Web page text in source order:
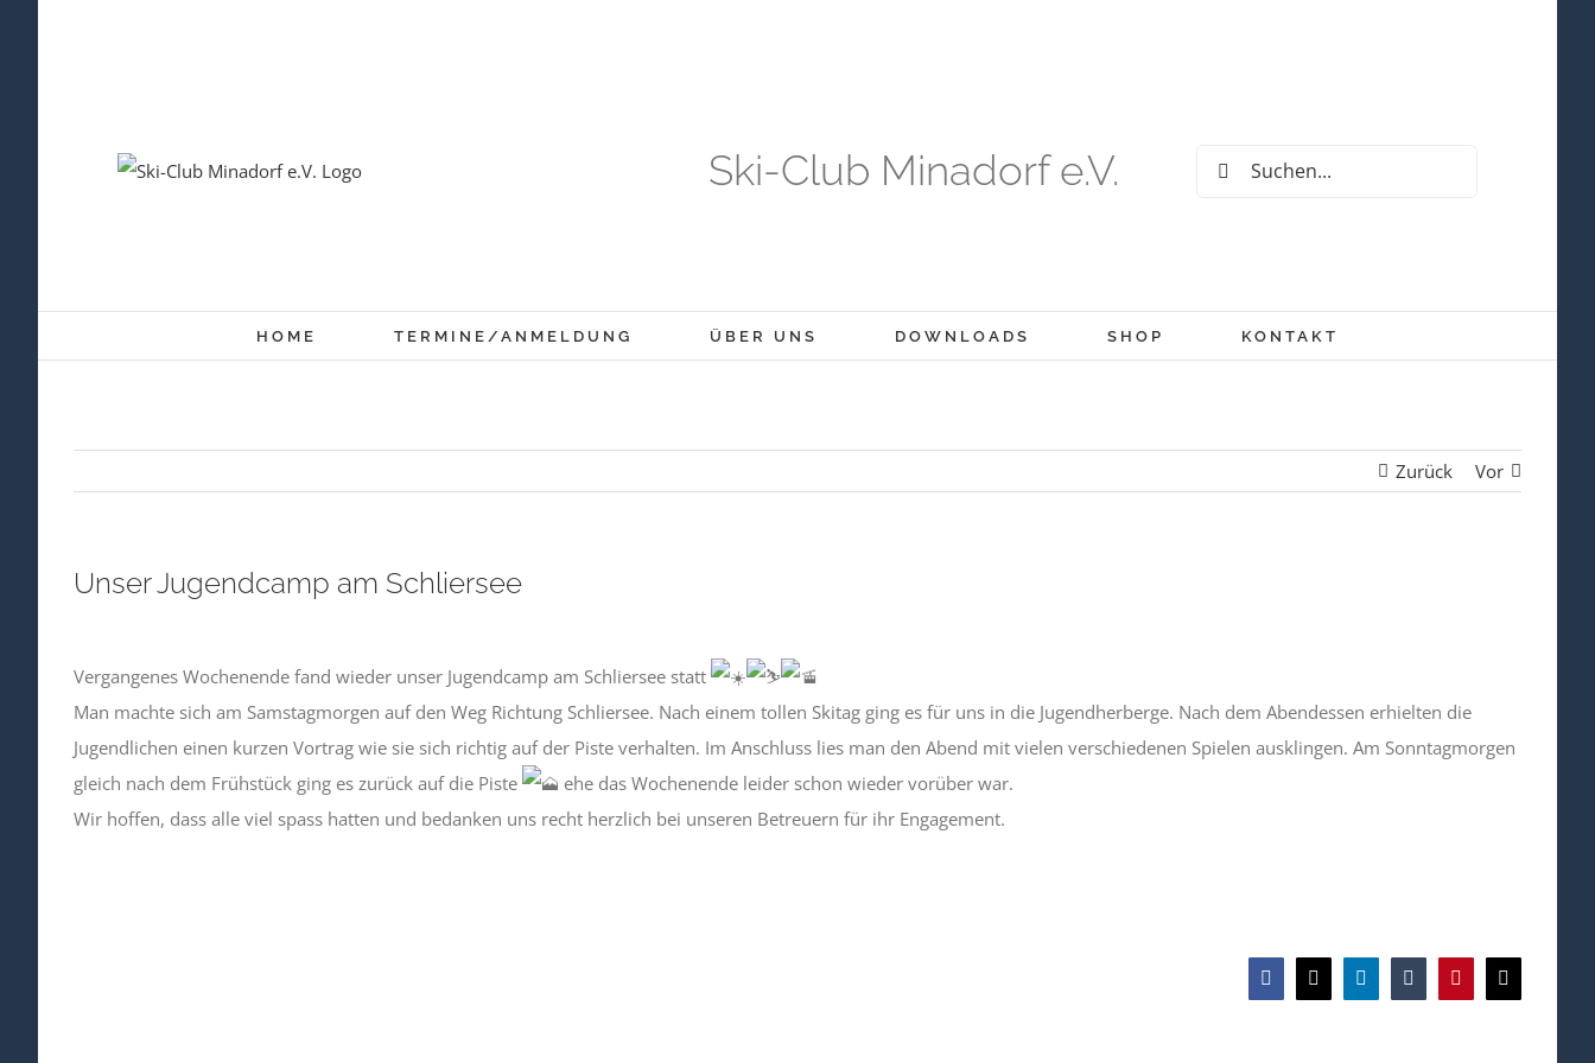
Ski-Club Minadorf e.V.
Suche
HOME TERMINE/ANMELDUNG ÜBER UNS DOWNLOADS SHOP KONTAKT
Zurück Vor
Unser Jugendcamp am Schliersee
grösseres
Bild
Vergangenes Wochenende fand wieder unser Jugendcamp am Schliersee statt
Man machte sich am Samstagmorgen auf den Weg Richtung Schliersee. Nach einem tollen Skitag ging es für uns in die Jugendherberge. Nach dem Abendessen erhielten die
Jugendlichen einen kurzen Vortrag wie sie sich richtig auf der Piste verhalten. Im Anschluss lies man den Abend mit vielen verschiedenen Spielen ausklingen. Am Sonntagmorgen
gleich nach dem Frühstück ging es zurück auf die Piste
ehe das Wochenende leider schon wieder vorüber war.
Wir hoffen, dass alle viel spass hatten und bedanken uns recht herzlich bei unseren Betreuern für ihr Engagement.
Facebook
X LinkedInTumblrPinterest
E-
Mail